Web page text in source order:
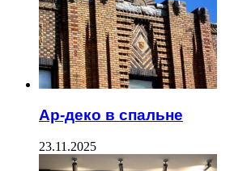
Ар-деко в спальне
23.11.2025